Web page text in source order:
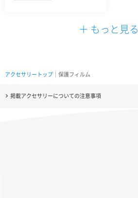
＋ もっと見る
アクセサリートップ ｜保護フィルム
掲載アクセサリーについての注意事項